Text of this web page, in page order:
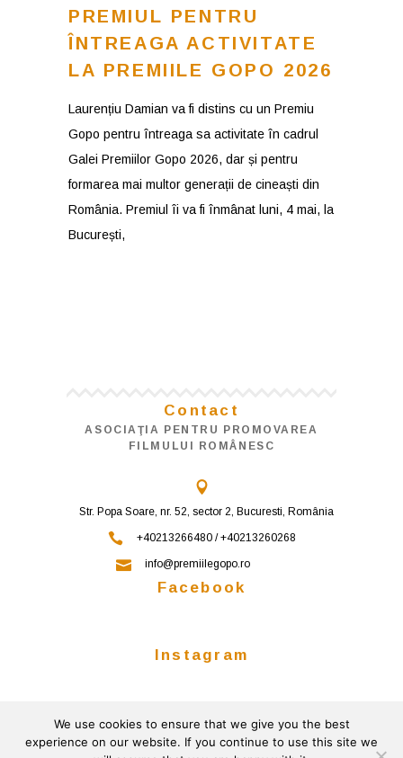
PREMIUL PENTRU
ÎNTREAGA ACTIVITATE
LA PREMIILE GOPO 2026
Laurențiu Damian va fi distins cu un Premiu
Gopo pentru întreaga sa activitate în cadrul
Galei Premiilor Gopo 2026, dar și pentru
formarea mai multor generații de cineaști din
România. Premiul îi va fi înmânat luni, 4 mai, la
București,
Contact
ASOCIAŢIA PENTRU PROMOVAREA
FILMULUI ROMÂNESC
Str. Popa Soare, nr. 52, sector 2, Bucuresti, România
+40213266480 / +40213260268
info@premiilegopo.ro
Facebook
Instagram
Follow on Instagram
We use cookies to ensure that we give you the best
experience on our website. If you continue to use this site we